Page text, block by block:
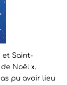
et Saint-
Noël ».
pu avoir lieu